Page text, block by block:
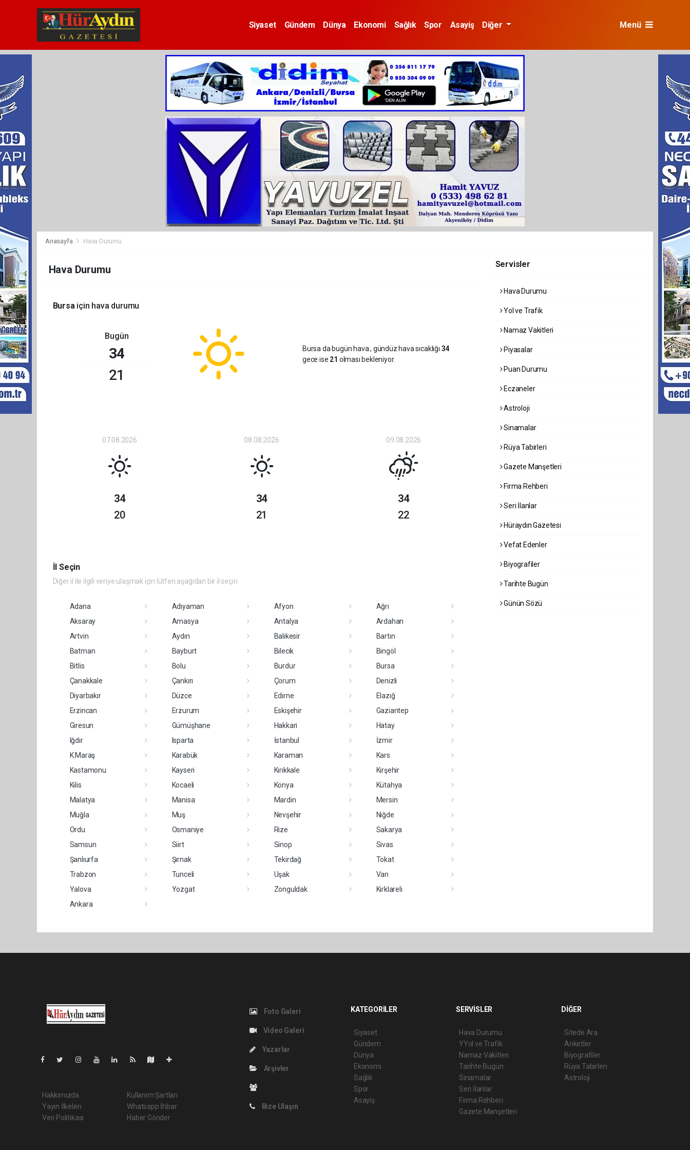
Siyaset Gündem Dünya Ekonomi Sağlık Spor Asayiş Diğer Menü
Anasayfa Hava Durumu
Hava Durumu
Bursaiçin hava durumu
Bugün
34
21
Bursa da bugün hava, gündüz hava sıcaklığı 34
gece ise 21 olması bekleniyor.
07.08.2026
34
20
08.08.2026
34
21
09.08.2026
34
22
İl Seçin
Diğer il ile ilgili veriye ulaşmak için lütfen aşağıdan bir il seçin
Adana Adıyaman Afyon
Ağrı
Aksaray
Amasya Antalya
Ardahan
Artvin
Aydın Balıkesir
Bartın
Batman
Bayburt Bilecik
Bingöl
Bitlis
Bolu Burdur
Bursa
Çanakkale
Çankırı Çorum
Denizli
Diyarbakır
Düzce Edirne
Elazığ
Erzincan
Erzurum Eskişehir
Gaziantep
Giresun
Gümüşhane Hakkari
Hatay
Iğdır
Isparta İstanbul
İzmir
K.Maraş
Karabük Karaman
Kars
Kastamonu
Kayseri Kırıkkale
Kırşehir
Kilis
Kocaeli Konya
Kütahya
Malatya
Manisa Mardin
Mersin
Muğla
Muş Nevşehir
Niğde
Ordu
Osmaniye Rize
Sakarya
Samsun
Siirt Sinop
Sivas
Şanlıurfa
Şırnak Tekirdağ
Tokat
Trabzon
Tunceli Uşak
Van
Yalova
Yozgat Zonguldak
Kırklareli
Ankara
Servisler
Hava Durumu
Yol ve Trafik
Namaz Vakitleri
Piyasalar
Puan Durumu
Eczaneler
Astroloji
Sinamalar
Rüya Tabirleri
Gazete Manşetleri
Firma Rehberi
Seri İlanlar
Hüraydın Gazetesi
Vefat Edenler
Biyografiler
Tarihte Bugün
Günün Sözü
Hakkımızda
Yayın İlkeleri
Veri Politikası
Kullanım Şartları
Whatsapp İhbar
Haber Gönder
Foto Galeri
Video Galeri
Yazarlar
Arşivler
Bize Ulaşın
KATEGORİLER
Siyaset
Gündem
Dünya
Ekonomi
Sağlık
Spor
Asayiş
SERVİSLER
Hava Durumu
YYol ve Trafik
Namaz Vakitleri
Tarihte Bugün
Sinamalar
Seri İlanlar
Firma Rehberi
Gazete Manşetleri
DİĞER
Sitede Ara
Anketler
Biyografiler
Rüya Tabirleri
Astroloji